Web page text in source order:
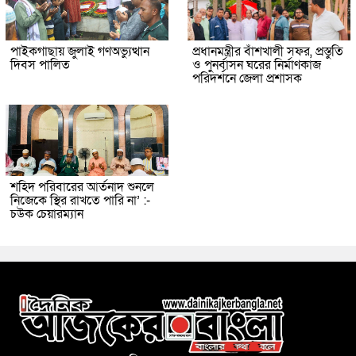
পাইকগাছায় জুলাই গণঅভ্যুত্থান
দিবস পালিত
প্রধানমন্ত্রীর বাঁশখালী সফর, প্রস্তুতি
ও পুনর্বাসন ঘরের নির্মাণকাজ
পরিদর্শনে জেলা প্রশাসক
শহিদ পরিবারের আর্তনাদ শুনলে
নিজেকে স্থির রাখতে পারি না’ :-
চউক চেয়ারম্যান